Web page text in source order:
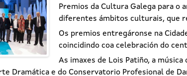
Premios da Cultura Galega para o
diferentes ámbitos culturais, que
Os premios entregáronse na
coincidindo coa celebración do
As imaxes de Lois Patiño, a
Dramática e do Conservatorio Profesional de